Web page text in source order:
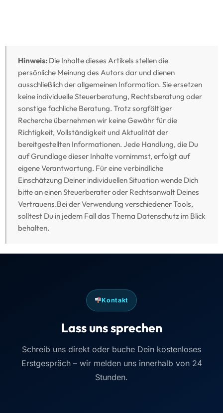
Hinweis:Die Inhalte dieses Artikels stellen die
persönliche Meinung des Autors dar und dienen
ausschließlich der allgemeinen Information. Sie ersetzen
keine individuelle Steuerberatung, Rechtsberatung oder
sonstige fachliche Beratung. Trotz sorgfältiger
Recherche übernehmen wir keine Gewähr für die
Richtigkeit, Vollständigkeit und Aktualität der
bereitgestellten Informationen. Jede Handlung, die Du
auf Grundlage dieser Inhalte vornimmst, erfolgt auf
eigene Verantwortung. Für eine verbindliche
Einschätzung Deiner individuellen Situation wende Dich
bitte an einen Steuerberater oder Rechtsanwalt Deines
Vertrauens.Bei der Verwendung verschiedener Tools,
solltest Du in jedem Fall das Thema Datenschutz im Blick
behalten.
Kontakt
Lass uns sprechen
Schreib uns direkt oder buche Dein kostenloses
Erstgespräch – wir melden uns innerhalb von 24
Stunden.